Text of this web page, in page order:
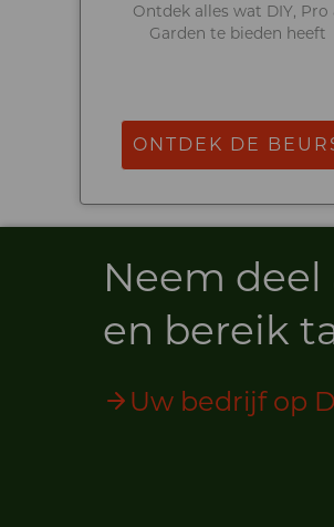
Ontdek alles wat DIY, Pro
Garden te bieden heeft
ONTDEK DE
Neem deel
en bereik
Uw bedrijf op